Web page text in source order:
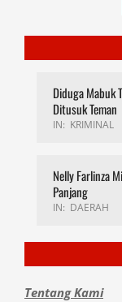
Diduga Mabuk
Ditusuk Teman
IN: KRIMINAL
Nelly Farlinza
Panjang
IN: DAERAH
Tentang Kami